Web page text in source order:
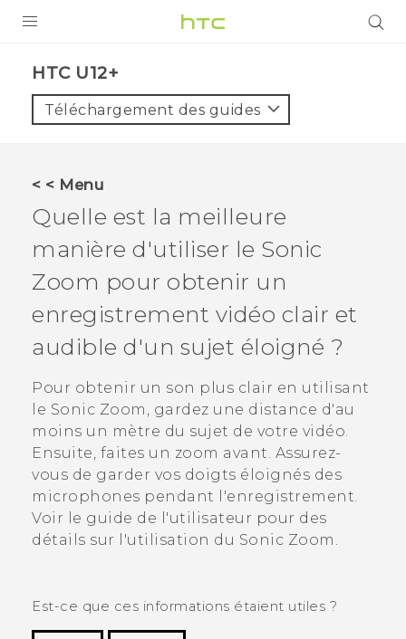
VIVE
VIVERSE
SUPPORT
Appareils HTC & Accessoires
Achat & Règlement Questions
HTC U12+‎
Téléchargement des guides
< < Menu
Quelle est la meilleure
manière d'utiliser le Sonic
Zoom pour obtenir un
enregistrement vidéo clair et
audible d'un sujet éloigné ?
Pour obtenir un son plus clair en utilisant
le Sonic Zoom , gardez une distance d'au
moins un mètre du sujet de votre vidéo.
Ensuite, faites un zoom avant. Assurez-
vous de garder vos doigts éloignés des
microphones pendant l'enregistrement.
Voir le guide de l'utilisateur pour des
détails sur l'utilisation du Sonic Zoom .
Est-ce que ces informations étaient utiles ?